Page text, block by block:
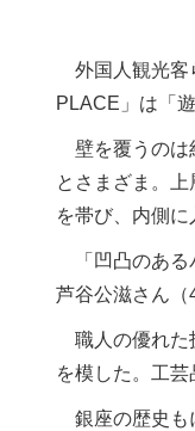
外国人観光客
PLACE」は「
壁を覆うのは
とさまざま。
を帯び、内側に
「凹凸のある
芦谷公滋さん（
職人の優れた
を模した。工
銀座の歴史も